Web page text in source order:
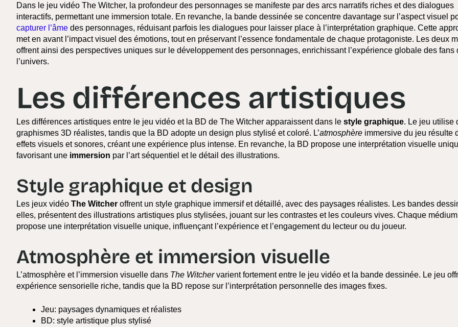
Dans le jeu vidéo The Witcher, la profondeur des personnages se manifeste par des arcs narratifs riches et des dialogues
interactifs, permettant une immersion totale. En revanche, la bande dessinée se concentre davantage sur l’aspect visuel
capturer l’âme des personnages, réduisant parfois les dialogues pour laisser place à l’interprétation graphique. Cette
met en avant l’impact visuel des émotions, tout en préservant l’essence fondamentale de chaque protagoniste. Les deux
offrent ainsi des perspectives uniques sur le développement des personnages, enrichissant l’expérience globale des fans
l’univers.
Les différences artistiques
Les différences artistiques entre le jeu vidéo et la BD de The Witcher apparaissent dans le style graphique. Le jeu utilise
graphismes 3D réalistes, tandis que la BD adopte un design plus stylisé et coloré. L’atmosphère immersive du jeu résulte
effets visuels et sonores, créant une expérience plus intense. En revanche, la BD propose une interprétation visuelle
favorisant une immersion par l’art séquentiel et le détail des illustrations.
Style graphique et design
Les jeux vidéo The Witcher offrent un style graphique immersif et détaillé, avec des paysages réalistes. Les bandes
elles, présentent des illustrations artistiques plus stylisées, jouant sur les contrastes et les couleurs vives. Chaque médium
propose une interprétation visuelle unique, influençant l’expérience et l’engagement du lecteur ou du joueur.
Atmosphère et immersion visuelle
L’atmosphère et l’immersion visuelle dans The Witchervarient fortement entre le jeu vidéo et la bande dessinée. Le jeu
expérience sensorielle riche, tandis que la BD repose sur l’interprétation personnelle des images fixes.
Jeu: paysages dynamiques et réalistes
BD: style artistique plus stylisé